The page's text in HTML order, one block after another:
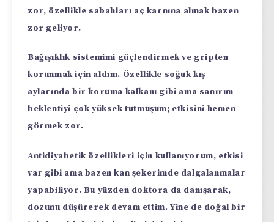
zor, özellikle sabahları aç karnına almak bazen
zor geliyor.
Bağışıklık sistemimi güçlendirmek ve gripten
korunmak için aldım. Özellikle soğuk kış
aylarında bir koruma kalkanı gibi ama sanırım
beklentiyi çok yüksek tutmuşum; etkisini hemen
görmek zor.
Antidiyabetik özellikleri için kullanıyorum, etkisi
var gibi ama bazen kan şekerimde dalgalanmalar
yapabiliyor. Bu yüzden doktora da danışarak,
dozunu düşürerek devam ettim. Yine de doğal bir